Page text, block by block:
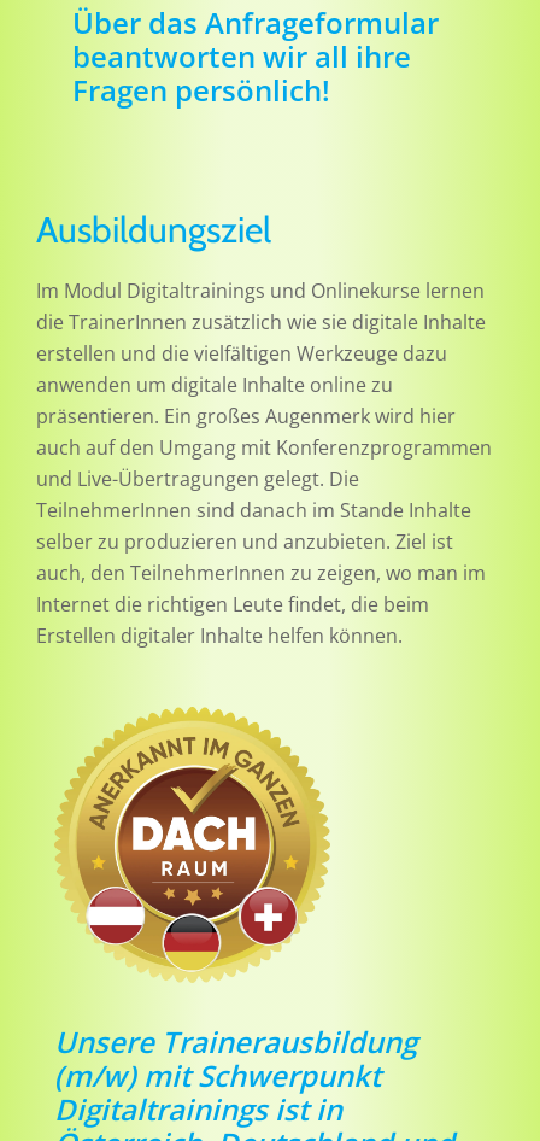
Über das Anfrageformular
beantworten wir all ihre
Fragen persönlich!
Ausbildungsziel
Im Modul Digitaltrainings und Onlinekurse lernen
die TrainerInnen zusätzlich wie sie digitale Inhalte
erstellen und die vielfältigen Werkzeuge dazu
anwenden um digitale Inhalte online zu
präsentieren. Ein großes Augenmerk wird hier
auch auf den Umgang mit Konferenzprogrammen
und Live-Übertragungen gelegt. Die
TeilnehmerInnen sind danach im Stande Inhalte
selber zu produzieren und anzubieten. Ziel ist
auch, den TeilnehmerInnen zu zeigen, wo man im
Internet die richtigen Leute findet, die beim
Erstellen digitaler Inhalte helfen können.
Unsere Trainerausbildung
(m/w) mit Schwerpunkt
Digitaltrainings ist in